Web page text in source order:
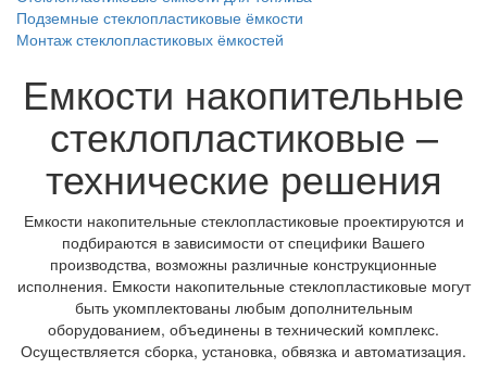
Подземные стеклопластиковые ёмкости
Монтаж стеклопластиковых ёмкостей
Емкости накопительные
стеклопластиковые –
технические решения
Емкости накопительные стеклопластиковые проектируются и
подбираются в зависимости от специфики Вашего
производства, возможны различные конструкционные
исполнения. Емкости накопительные стеклопластиковые могут
быть укомплектованы любым дополнительным
оборудованием, объединены в технический комплекс.
Осуществляется сборка, установка, обвязка и автоматизация.